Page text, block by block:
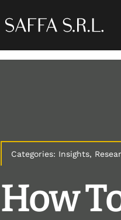
Categories: Insights,
How